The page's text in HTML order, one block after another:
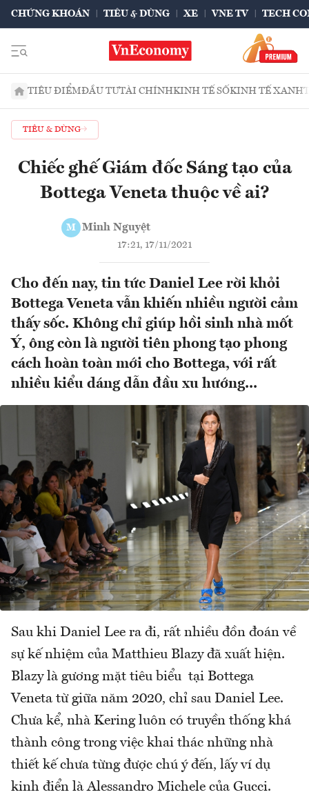
CHỨNG KHOÁN TIÊU & DÙNG XE VNE TV TECH
TIÊU ĐIỂMĐẦU TƯTÀI CHÍNHKINH TẾ SỐKINH TẾ XANH
TIÊU & DÙNG
Chiếc ghế Giám đốc Sáng tạo của
Bottega Veneta thuộc về ai?
M Minh Nguyệt
17:21, 17/11/2021
Cho đến nay, tin tức Daniel Lee rời khỏi
Bottega Veneta vẫn khiến nhiều người cảm
thấy sốc. Không chỉ giúp hồi sinh nhà mốt
Ý, ông còn là người tiên phong tạo phong
cách hoàn toàn mới cho Bottega, với rất
nhiều kiểu dáng dẫn đầu xu hướng...
Sau khi Daniel Lee ra đi, rất nhiều đồn đoán về
sự kế nhiệm của Matthieu Blazy đã xuất hiện.
Blazy là gương mặt tiêu biểu tại Bottega
Veneta từ giữa năm 2020, chỉ sau Daniel Lee.
Chưa kể, nhà Kering luôn có truyền thống khá
thành công trong việc khai thác những nhà
thiết kế chưa từng được chú ý đến, lấy ví dụ
kinh điển là Alessandro Michele của Gucci.